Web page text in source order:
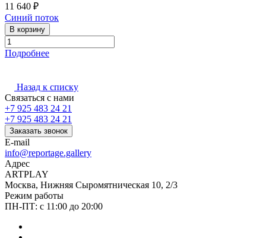
11 640 ₽
Синий поток
В корзину
Подробнее
Назад к списку
Связаться с нами
+7 925 483 24 21
+7 925 483 24 21
Заказать звонок
E-mail
info@reportage.gallery
Адрес
ARTPLAY
Москва, Нижняя Сыромятническая 10, 2/3
Режим работы
ПН-ПТ: с 11:00 до 20:00